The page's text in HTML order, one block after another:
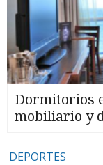
Dormitorios
mobiliario y
DEPORTES